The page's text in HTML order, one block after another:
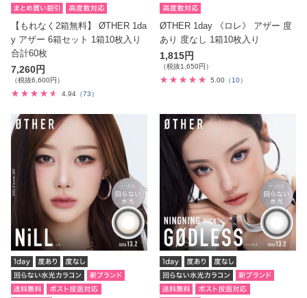
【もれなく2箱無料】 ØTHER 1da
y アザー 6箱セット 1箱10枚入り
合計60枚
7,260円
（税抜6,600円）
4.94 （73）
ØTHER 1day 《ロレ》 アザー 度
あり 度なし 1箱10枚入り
1,815円
（税抜1,650円）
5.00 （10）